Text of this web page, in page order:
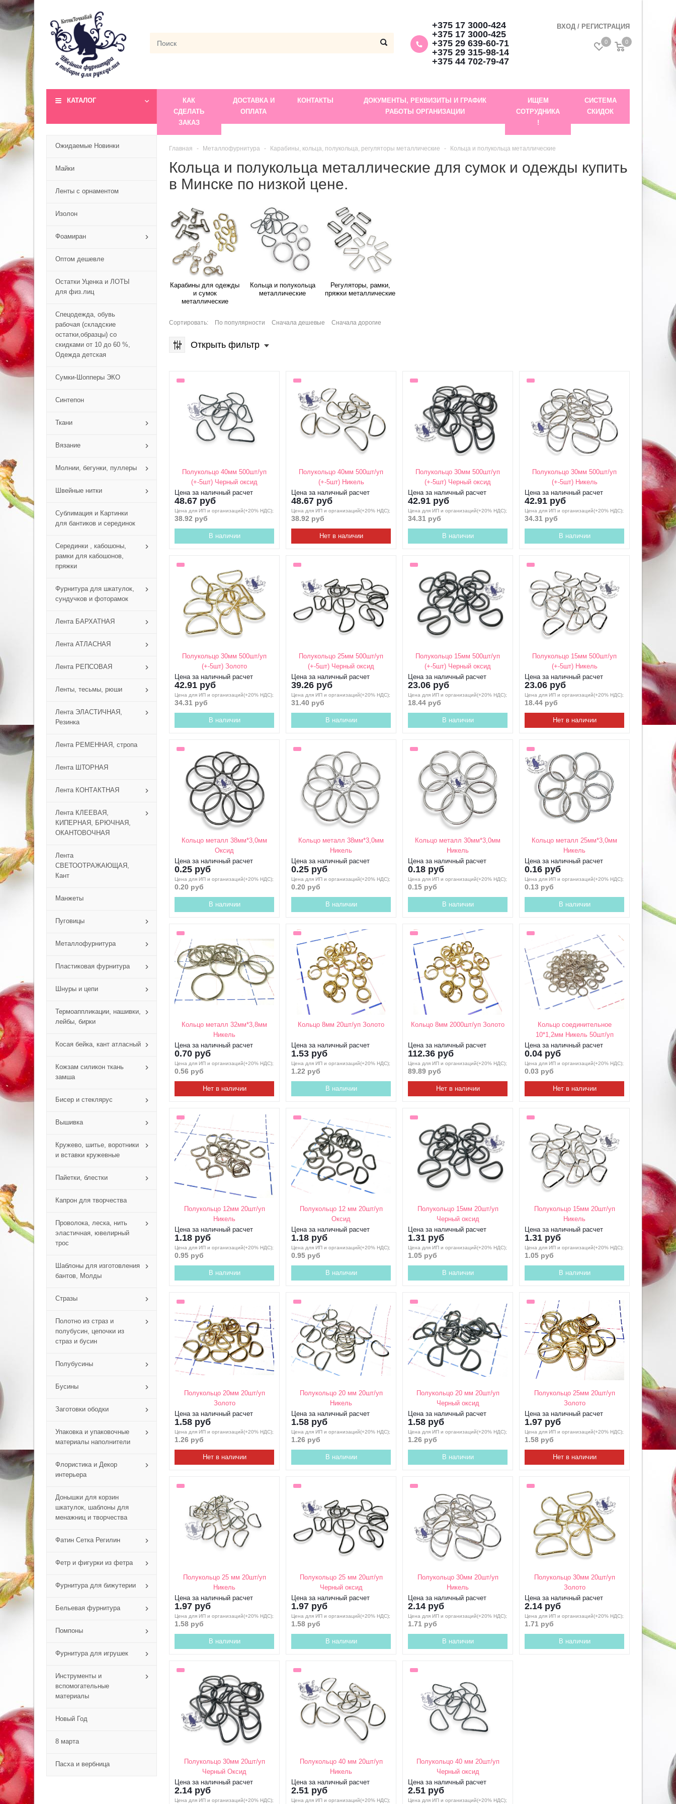
+375 17 3000-424
+375 17 3000-425
+375 29 639-60-71
+375 29 315-98-14
+375 44 702-79-47
КАТАЛОГ
КАК
СДЕЛАТЬ
ЗАКАЗ
ДОСТАВКА И
ОПЛАТА
КОНТАКТЫ
ДОКУМЕНТЫ, РЕКВИЗИТЫ И ГРАФИК
РАБОТЫ ОРГАНИЗАЦИИ
ИЩЕМ
СОТРУДНИКА
!
СИСТЕМА
СКИДОК
ВХОД / РЕГИСТРАЦИЯ
0 0
Ожидаемые Новинки
Майки
Ленты с орнаментом
Изолон
Фоамиран
Оптом дешевле
Остатки Уценка и ЛОТЫ
для физ.лиц
Спецодежда, обувь
рабочая (складские
остатки,образцы) со
скидками от 10 до 60 %,
Одежда детская
Сумки-Шопперы ЭКО
Синтепон
Ткани
Вязание
Молнии, бегунки, пуллеры
Швейные нитки
Сублимация и Картинки
для бантиков и серединок
Серединки , кабошоны,
рамки для кабошонов,
пряжки
Фурнитура для шкатулок,
сундучков и фоторамок
Лента БАРХАТНАЯ
Лента АТЛАСНАЯ
Лента РЕПСОВАЯ
Ленты, тесьмы, рюши
Лента ЭЛАСТИЧНАЯ,
Резинка
Лента РЕМЕННАЯ, стропа
Лента ШТОРНАЯ
Лента КОНТАКТНАЯ
Лента КЛЕЕВАЯ,
КИПЕРНАЯ, БРЮЧНАЯ,
ОКАНТОВОЧНАЯ
Лента
СВЕТООТРАЖАЮЩАЯ,
Кант
Манжеты
Пуговицы
Металлофурнитура
Пластиковая фурнитура
Шнуры и цепи
Термоаппликации, нашивки,
лейбы, бирки
Косая бейка, кант атласный
Кожзам силикон ткань
замша
Бисер и стеклярус
Вышивка
Кружево, шитье, воротники
и вставки кружевные
Пайетки, блестки
Капрон для творчества
Проволока, леска, нить
эластичная, ювелирный
трос
Шаблоны для изготовления
бантов, Молды
Стразы
Полотно из страз и
полубусин, цепочки из
страз и бусин
Полубусины
Бусины
Заготовки ободки
Упаковка и упаковочные
материалы наполнители
Флористика и Декор
интерьера
Донышки для корзин
шкатулок, шаблоны для
менажниц и творчества
Фатин Сетка Регилин
Фетр и фигурки из фетра
Фурнитура для бижутерии
Бельевая фурнитура
Помпоны
Фурнитура для игрушек
Инструменты и
вспомогательные
материалы
Новый Год
8 марта
Пасха и вербница
Главная Металлофурнитура Карабины, кольца, полукольца, регуляторы металлические Кольца и полукольца металлические
Кольца и полукольца металлические для сумок и одежды купить
в Минске по низкой цене.
Карабины для одежды
и сумок
металлические
Кольца и полукольца
металлические
Регуляторы, рамки,
пряжки металлические
Сортировать: По популярности Сначала дешевые Сначала дорогие
Открыть фильтр
Полукольцо 40мм 500шт/уп
(+-5шт) Черный оксид
Цена за наличный расчет
48.67 руб
Цена для ИП и организаций(+20% НДС);
38.92 руб
В наличии
Полукольцо 40мм 500шт/уп
(+-5шт) Никель
Цена за наличный расчет
48.67 руб
Цена для ИП и организаций(+20% НДС);
38.92 руб
Нет в наличии
Полукольцо 30мм 500шт/уп
(+-5шт) Черный оксид
Цена за наличный расчет
42.91 руб
Цена для ИП и организаций(+20% НДС);
34.31 руб
В наличии
Полукольцо 30мм 500шт/уп
(+-5шт) Никель
Цена за наличный расчет
42.91 руб
Цена для ИП и организаций(+20% НДС);
34.31 руб
В наличии
Полукольцо 30мм 500шт/уп
(+-5шт) Золото
Цена за наличный расчет
42.91 руб
Цена для ИП и организаций(+20% НДС);
34.31 руб
В наличии
Полукольцо 25мм 500шт/уп
(+-5шт) Черный оксид
Цена за наличный расчет
39.26 руб
Цена для ИП и организаций(+20% НДС);
31.40 руб
В наличии
Полукольцо 15мм 500шт/уп
(+-5шт) Черный оксид
Цена за наличный расчет
23.06 руб
Цена для ИП и организаций(+20% НДС);
18.44 руб
В наличии
Полукольцо 15мм 500шт/уп
(+-5шт) Никель
Цена за наличный расчет
23.06 руб
Цена для ИП и организаций(+20% НДС);
18.44 руб
Нет в наличии
Кольцо металл 38мм*3,0мм
Оксид
Цена за наличный расчет
0.25 руб
Цена для ИП и организаций(+20% НДС);
0.20 руб
В наличии
Кольцо металл 38мм*3,0мм
Никель
Цена за наличный расчет
0.25 руб
Цена для ИП и организаций(+20% НДС);
0.20 руб
В наличии
Кольцо металл 30мм*3,0мм
Никель
Цена за наличный расчет
0.18 руб
Цена для ИП и организаций(+20% НДС);
0.15 руб
В наличии
Кольцо металл 25мм*3,0мм
Никель
Цена за наличный расчет
0.16 руб
Цена для ИП и организаций(+20% НДС);
0.13 руб
В наличии
Кольцо металл 32мм*3,8мм
Никель
Цена за наличный расчет
0.70 руб
Цена для ИП и организаций(+20% НДС);
0.56 руб
Нет в наличии
Кольцо 8мм 20шт/уп Золото
Цена за наличный расчет
1.53 руб
Цена для ИП и организаций(+20% НДС);
1.22 руб
В наличии
Кольцо 8мм 2000шт/уп Золото
Цена за наличный расчет
112.36 руб
Цена для ИП и организаций(+20% НДС);
89.89 руб
Нет в наличии
Кольцо соединительное
10*1,2мм Никель 50шт/уп
Цена за наличный расчет
0.04 руб
Цена для ИП и организаций(+20% НДС);
0.03 руб
Нет в наличии
Полукольцо 12мм 20шт/уп
Никель
Цена за наличный расчет
1.18 руб
Цена для ИП и организаций(+20% НДС);
0.95 руб
В наличии
Полукольцо 12 мм 20шт/уп
Оксид
Цена за наличный расчет
1.18 руб
Цена для ИП и организаций(+20% НДС);
0.95 руб
В наличии
Полукольцо 15мм 20шт/уп
Черный оксид
Цена за наличный расчет
1.31 руб
Цена для ИП и организаций(+20% НДС);
1.05 руб
В наличии
Полукольцо 15мм 20шт/уп
Никель
Цена за наличный расчет
1.31 руб
Цена для ИП и организаций(+20% НДС);
1.05 руб
В наличии
Полукольцо 20мм 20шт/уп
Золото
Цена за наличный расчет
1.58 руб
Цена для ИП и организаций(+20% НДС);
1.26 руб
Нет в наличии
Полукольцо 20 мм 20шт/уп
Никель
Цена за наличный расчет
1.58 руб
Цена для ИП и организаций(+20% НДС);
1.26 руб
В наличии
Полукольцо 20 мм 20шт/уп
Черный оксид
Цена за наличный расчет
1.58 руб
Цена для ИП и организаций(+20% НДС);
1.26 руб
В наличии
Полукольцо 25мм 20шт/уп
Золото
Цена за наличный расчет
1.97 руб
Цена для ИП и организаций(+20% НДС);
1.58 руб
Нет в наличии
Полукольцо 25 мм 20шт/уп
Никель
Цена за наличный расчет
1.97 руб
Цена для ИП и организаций(+20% НДС);
1.58 руб
В наличии
Полукольцо 25 мм 20шт/уп
Черный оксид
Цена за наличный расчет
1.97 руб
Цена для ИП и организаций(+20% НДС);
1.58 руб
В наличии
Полукольцо 30мм 20шт/уп
Никель
Цена за наличный расчет
2.14 руб
Цена для ИП и организаций(+20% НДС);
1.71 руб
В наличии
Полукольцо 30мм 20шт/уп
Золото
Цена за наличный расчет
2.14 руб
Цена для ИП и организаций(+20% НДС);
1.71 руб
В наличии
Полукольцо 30мм 20шт/уп
Черный Оксид
Цена за наличный расчет
2.14 руб
Цена для ИП и организаций(+20% НДС);
Полукольцо 40 мм 20шт/уп
Никель
Цена за наличный расчет
2.51 руб
Цена для ИП и организаций(+20% НДС);
Полукольцо 40 мм 20шт/уп
Черный оксид
Цена за наличный расчет
2.51 руб
Цена для ИП и организаций(+20% НДС);